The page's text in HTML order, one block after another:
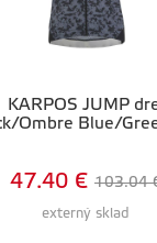
KARPOS JUMP
Ombre Blue/
externý sklad
47.40 € 103.04